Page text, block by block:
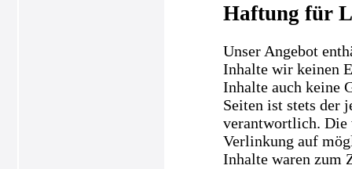
Haftung für
Unser Angebot
Inhalte wir keinen
Inhalte auch keine
Seiten ist stets der
verantwortlich. Die
Verlinkung auf
Inhalte waren zum